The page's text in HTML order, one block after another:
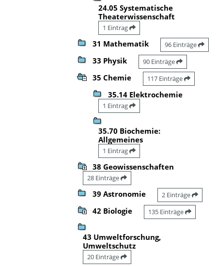
24.05 Systematische
Theaterwissenschaft
1 Eintrag
31 Mathematik 96 Einträge
33 Physik 90 Einträge
35 Chemie 117 Einträge
35.14 Elektrochemie
1 Eintrag
35.70 Biochemie:
Allgemeines
1 Eintrag
38 Geowissenschaften
28 Einträge
39 Astronomie 2 Einträge
42 Biologie 135 Einträge
43 Umweltforschung,
Umweltschutz
20 Einträge